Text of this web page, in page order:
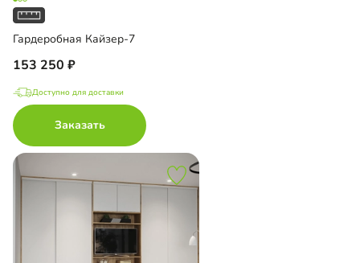
Гардеробная Кайзер-7
153 250
Доступно для доставки
Заказать